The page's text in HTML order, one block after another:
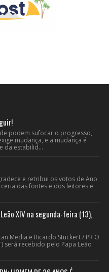
podem sufocar o progresso,
mudança, e a mudança é
da estabilid...
e retribui os votos de Ano
das fontes e dos leitores e
XIV na segunda-feira (13),
Media e Ricardo Stuckert / PR O
será recebido pelo Papa Leão